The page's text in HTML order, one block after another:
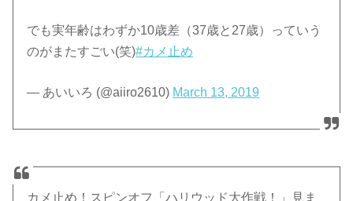
でも実年齢はわずか10歳差（37歳と27歳）っていう
のがまたすごい(笑)#カメ止め
— あいいろ (@aiiro2610) March 13, 2019
カメ止め！スピンオフ「ハリウッド大作戦！」見ま